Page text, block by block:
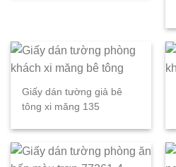
Giấy dán tường giả bê
tông xi măng 135